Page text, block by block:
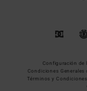
Configuración de
Condiciones Generales
Términos y